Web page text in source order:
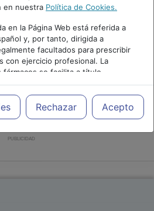
en nuestra Política de Cookies.
en la Página Web está referida a
y, por tanto, dirigida a
facultados para prescribir
con ejercicio profesional. La
se facilita a título
responsabilidad de los
medicamentos y decidir, en
más adecuado a las
Rechazar Acepto
PUBLICIDAD